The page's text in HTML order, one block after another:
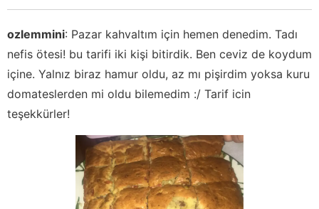
ozlemmini: Pazar kahvaltım için hemen denedim. Tadı
nefis ötesi! bu tarifi iki kişi bitirdik. Ben ceviz de koydum
içine. Yalnız biraz hamur oldu, az mı pişirdim yoksa kuru
domateslerden mi oldu bilemedim :/ Tarif icin
teşekkürler!